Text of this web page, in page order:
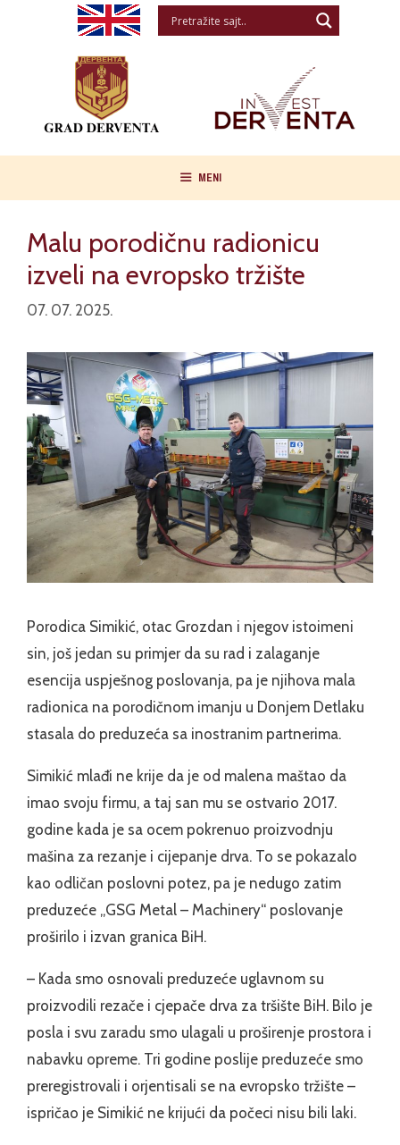
MENI
Malu porodičnu radionicu
izveli na evropsko tržište
07. 07. 2025.
Porodica Simikić, otac Grozdan i njegov istoimeni
sin, još jedan su primjer da su rad i zalaganje
esencija uspješnog poslovanja, pa je njihova mala
radionica na porodičnom imanju u Donjem Detlaku
stasala do preduzeća sa inostranim partnerima.
Simikić mlađi ne krije da je od malena maštao da
imao svoju firmu, a taj san mu se ostvario 2017.
godine kada je sa ocem pokrenuo proizvodnju
mašina za rezanje i cijepanje drva. To se pokazalo
kao odličan poslovni potez, pa je nedugo zatim
preduzeće „GSG Metal – Machinery“ poslovanje
proširilo i izvan granica BiH.
– Kada smo osnovali preduzeće uglavnom su
proizvodili rezače i cjepače drva za tršište BiH. Bilo je
posla i svu zaradu smo ulagali u proširenje prostora i
nabavku opreme. Tri godine poslije preduzeće smo
preregistrovali i orjentisali se na evropsko tržište –
ispričao je Simikić ne krijući da počeci nisu bili laki.